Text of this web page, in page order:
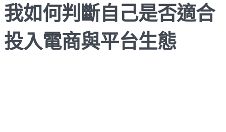
我如何判斷自己是否適合
投入電商與平台生態